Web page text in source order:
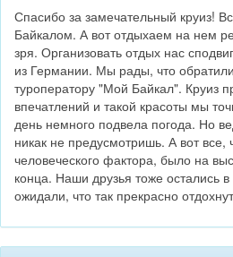
Спасибо за замечательный круиз!
Байкалом. А вот отдыхаем на нем
зря. Организовать отдых нас
из Германии. Мы рады, что
туроператору "Мой Байкал". Круиз
впечатлений и такой красоты мы
день немного подвела погода. Но
никак не предусмотришь. А вот все,
человеческого фактора, было на
конца. Наши друзья тоже остались
ожидали, что так прекрасно